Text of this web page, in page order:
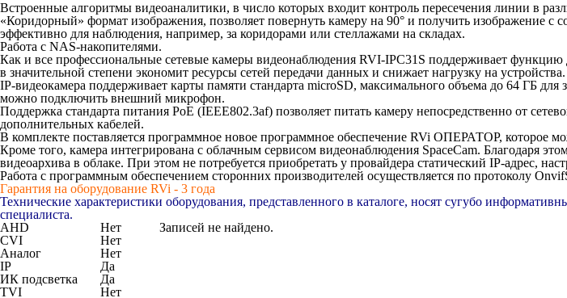
Встроенные алгоритмы видеоаналитики, в число которых входит контроль пересечения линии в
«Коридорный» формат изображения, позволяет повернуть камеру на 90° и получить изображение
эффективно для наблюдения, например, за коридорами или стеллажами на складах.
Работа с NAS-накопителями.
Как и все профессиональные сетевые камеры видеонаблюдения RVI-IPC31S поддерживает
в значительной степени экономит ресурсы сетей передачи данных и снижает нагрузку на устройства.
IP-видеокамера поддерживает карты памяти стандарта microSD, максимального объема до 64 ГБ
можно подключить внешний микрофон.
Поддержка стандарта питания PoE (IEEE802.3af) позволяет питать камеру непосредственно от
дополнительных кабелей.
В комплекте поставляется программное новое программное обеспечение RVi ОПЕРАТОР, которое
Кроме того, камера интегрирована с облачным сервисом видеонаблюдения SpaceCam. Благодаря
видеоархива в облаке. При этом не потребуется приобретать у провайдера статический IP-адрес,
Работа с программным обеспечением сторонних производителей осуществляется по протоколу
Гарантия на оборудование RVi - 3 года
Технические характеристики оборудования, представленного в каталоге, носят сугубо
специалиста.
AHD
Нет
CVI
Нет
Аналог
Нет
IP
Да
ИК подсветка
Да
TVI
Нет
Записей не найдено.